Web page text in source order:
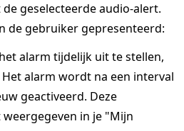
geselecteerde audio-alert.
de gebruiker gepresenteerd:
alarm tijdelijk uit te stellen,
Het alarm wordt na een interval
geactiveerd. Deze
in je "Mijn